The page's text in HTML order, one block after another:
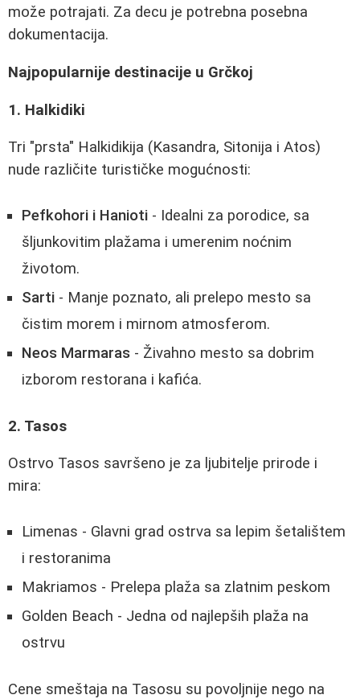
može potrajati. Za decu je potrebna posebna
dokumentacija.
Najpopularnije destinacije u Grčkoj
1. Halkidiki
Tri "prsta" Halkidikija (Kasandra, Sitonija i Atos)
nude različite turističke mogućnosti:
Pefkohori i Hanioti - Idealni za porodice, sa
šljunkovitim plažama i umerenim noćnim
životom.
Sarti - Manje poznato, ali prelepo mesto sa
čistim morem i mirnom atmosferom.
Neos Marmaras - Živahno mesto sa dobrim
izborom restorana i kafića.
2. Tasos
Ostrvo Tasos savršeno je za ljubitelje prirode i
mira:
Limenas - Glavni grad ostrva sa lepim šetalištem
i restoranima
Makriamos - Prelepa plaža sa zlatnim peskom
Golden Beach - Jedna od najlepših plaža na
ostrvu
Cene smeštaja na Tasosu su povoljnije nego na